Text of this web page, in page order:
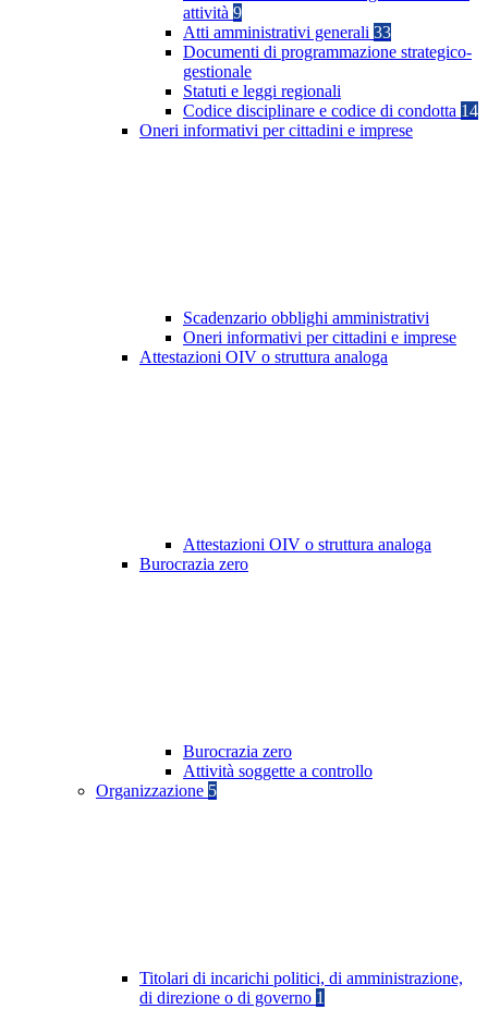
attività 9
Atti amministrativi generali 33
Documenti di programmazione strategico-
gestionale
Statuti e leggi regionali
Codice disciplinare e codice di condotta 14
Oneri informativi per cittadini e imprese
Scadenzario obblighi amministrativi
Oneri informativi per cittadini e imprese
Attestazioni OIV o struttura analoga
Attestazioni OIV o struttura analoga
Burocrazia zero
Burocrazia zero
Attività soggette a controllo
Organizzazione 5
Titolari di incarichi politici, di amministrazione,
di direzione o di governo 1